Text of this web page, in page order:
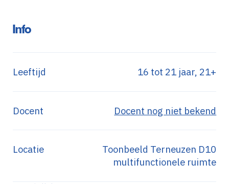
Info
Leeftijd 16 tot 21 jaar, 21+
Docent Docent nog niet bekend
Locatie
Toonbeeld Terneuzen D10
multifunctionele ruimte